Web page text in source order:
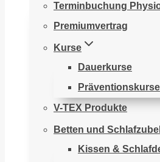
Terminbuchung
Premiumvertrag
Kurse
Dauerkurse
Präventionskurse
V-TEX Produkte
Betten und
Kissen &